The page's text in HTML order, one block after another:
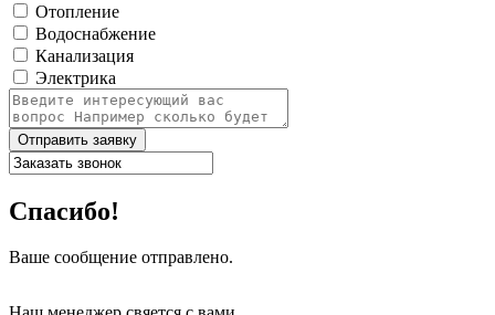
Отопление
Водоснабжение
Канализация
Электрика
Отправить заявку
Спасибо!
Ваше сообщение отправлено.